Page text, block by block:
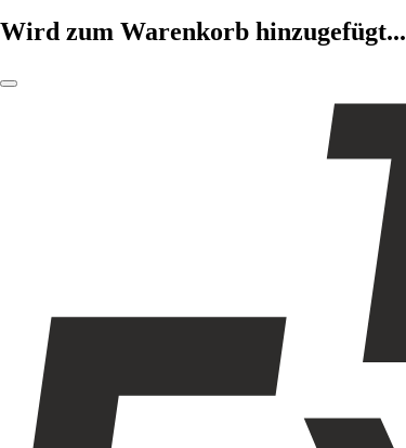
Wird zum Warenkorb hinzugefügt...